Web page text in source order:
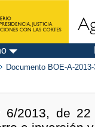
Documento BOE-A-
6/2013, de